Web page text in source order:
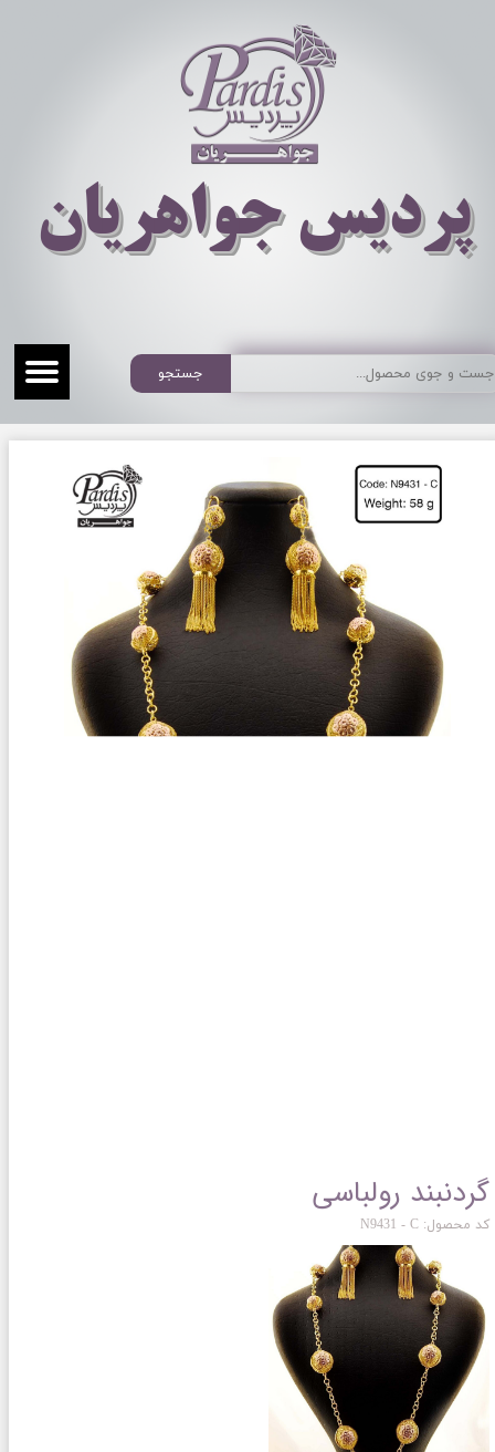
​​​​پردیس جواهریان
جستجو
گردنبند رولباسی
کد محصول: N9431 - C